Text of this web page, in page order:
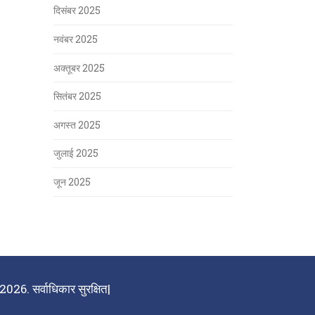
दिसंबर 2025
नवंबर 2025
अक्तूबर 2025
सितंबर 2025
अगस्त 2025
जुलाई 2025
जून 2025
सर्वाधिकार सुरक्षित|